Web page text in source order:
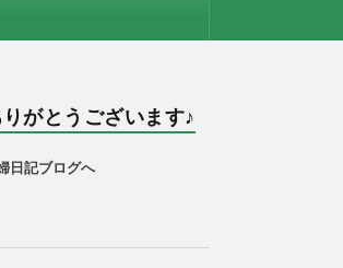
がとうございます♪